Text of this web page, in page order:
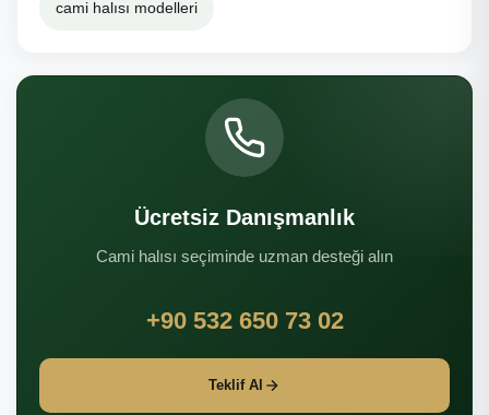
cami halısı modelleri
Ücretsiz Danışmanlık
Cami halısı seçiminde uzman desteği alın
+90 532 650 73 02
Teklif Al